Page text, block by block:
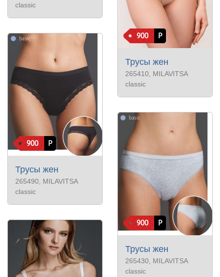
classic
900 Р
Трусы жен
265490 , MILAVITSA
classic
900 Р
Трусы жен
265410, MILAVITSA
classic
900 Р
Трусы жен
265430 , MILAVITSA
classic